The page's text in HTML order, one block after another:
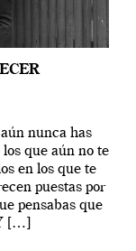
nunca has
que aún no te
en los que te
puestas por
pensabas que
[…]